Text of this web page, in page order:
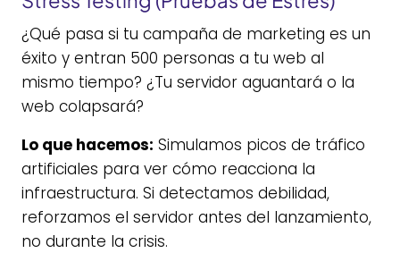
¿Qué pasa si tu campaña de marketing es un
éxito y entran 500 personas a tu web al
mismo tiempo? ¿Tu servidor aguantará o la
web colapsará?
Lo que hacemos: Simulamos picos de tráfico
artificiales para ver cómo reacciona la
infraestructura. Si detectamos debilidad,
reforzamos el servidor antes del lanzamiento,
no durante la crisis.